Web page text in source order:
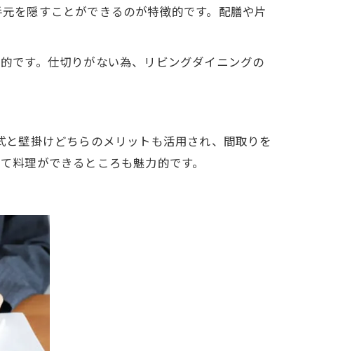
を隠すことができるのが特徴的です。配膳や片
です。仕切りがない為、リビングダイニングの
壁掛けどちらのメリットも活用され、間取りを
理ができるところも魅力的です。